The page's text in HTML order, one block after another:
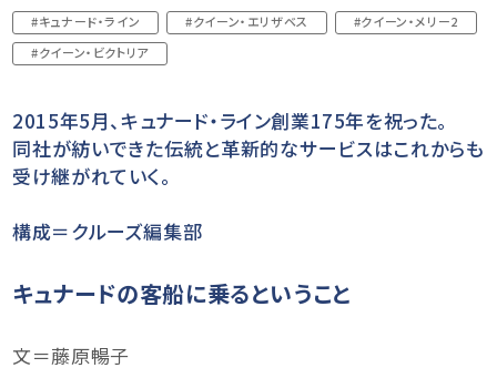
#キュナード・ライン #クイーン・エリザベス
#クイーン・メリー2
#クイーン・ビクトリア
2015年5月、キュナード・ライン創業175年を祝った。
同社が紡いできた伝統と革新的なサービスはこれからも
受け継がれていく。
構成＝クルーズ編集部
キュナードの客船に乗るということ
文＝藤原暢子